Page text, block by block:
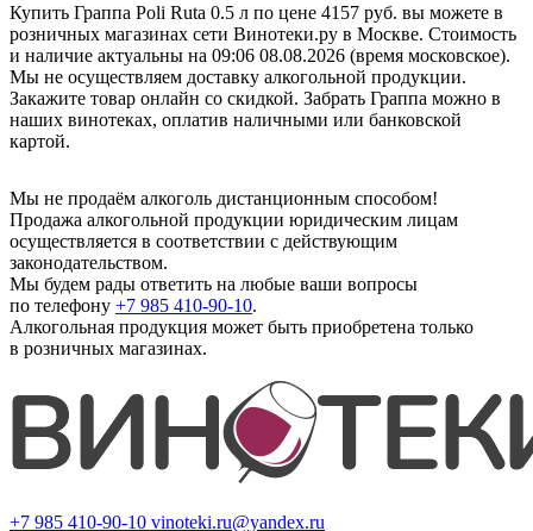
Купить Граппа Poli Ruta 0.5 л по цене 4157 руб. вы можете в
розничных магазинах сети Винотеки.ру в Москве. Стоимость
и наличие актуальны на 09:06 08.08.2026 (время московское).
Мы не осуществляем доставку алкогольной продукции.
Закажите товар онлайн со скидкой. Забрать Граппа можно в
наших винотеках, оплатив наличными или банковской
картой.
Мы не продаём алкоголь дистанционным способом!
Продажа алкогольной продукции юридическим лицам
осуществляется в соответствии с действующим
законодательством.
Мы будем рады ответить на любые ваши вопросы
по телефону +7 985 410-90-10.
Алкогольная продукция может быть приобретена только
в розничных магазинах.
+7 985 410-90-10 vinoteki.ru@yandex.ru